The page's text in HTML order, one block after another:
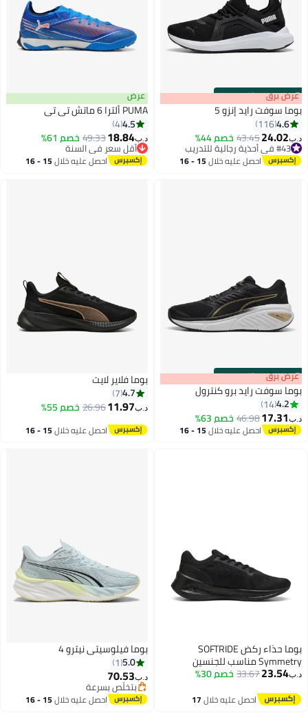
00m:00s
·باقي 100% عرض برق
بوما سوفت رايد إنزو 5
4.6
116
د.ب‏24.02
43.45 خصم 44%
#43 في أحذية رجالية للتدريب
#43 في أحذية رجالية للتدريب احصل عليه خلال 15 - 16
عرض
PUMA ألترا 6 ماتش تي تي
4.5
4
د.ب‏18.84
49.33 خصم 61%
أقل سعر في السنة
أقل سعر في السنة
احصل عليه خلال 15 - 16
00m:00s
·باقي 100% عرض برق
بوما سوفت رايد برو كنترول
4.2
14
د.ب‏17.31
46.98 خصم 63%
احصل عليه خلال 15 - 16
بوما فلاير لايت
4.7
7
د.ب‏11.97
26.96 خصم 55%
احصل عليه خلال 15 - 16
بوما حذاء ركض SOFTRIDE
Symmetry مناسب للجنسين
د.ب‏23.54
33.67 خصم 30%
احصل عليه خلال17
بوما فيلوسيتي نيترو 4
5.0
1
د.ب‏70.53
بتخلّص بسرعة
بتخلّص بسرعةاحصل عليه خلال 15 - 16